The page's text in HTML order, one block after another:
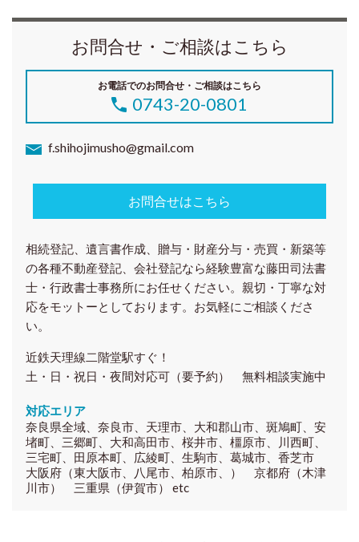
お問合せ・ご相談はこちら
お電話でのお問合せ・ご相談はこちら
0743-20-0801
f.shihojimusho@gmail.com
お問合せはこちら
相続登記、遺言書作成、贈与・財産分与・売買・新築等
の各種不動産登記、会社登記なら経験豊富な藤田司法書
士・行政書士事務所にお任せください。親切・丁寧な対
応をモットーとしております。お気軽にご相談くださ
い。
近鉄天理線二階堂駅すぐ！
土・日・祝日・夜間対応可（要予約） 無料相談実施中
対応エリア
奈良県全域、奈良市、天理市、大和郡山市、斑鳩町、安
堵町、三郷町、大和高田市、桜井市、橿原市、川西町、
三宅町、田原本町、広綾町、生駒市、葛城市、香芝市
大阪府（東大阪市、八尾市、柏原市、） 京都府（木津
川市） 三重県（伊賀市） etc